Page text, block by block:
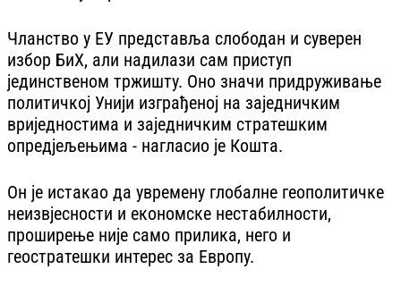
Чланство у ЕУ представља слободан и суверен
избор БиХ, али надилази сам приступ
јединственом тржишту. Оно значи придруживање
политичкој Унији изграђеној на заједничким
вриједностима и заједничким стратешким
опредјељењима - нагласио је Кошта.
Он је истакао да увремену глобалне геополитичке
неизвјесности и економске нестабилности,
проширење није само прилика, него и
геостратешки интерес за Европу.